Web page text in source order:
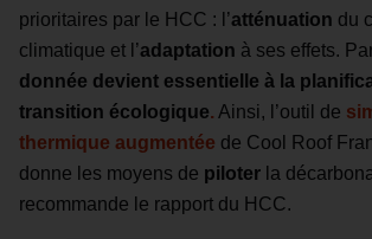
prioritaires par le HCC : l’atténuation du
climatique et l’adaptation à ses effets.
donnée devient essentielle à la
transition écologique. Ainsi, l’outil de
thermique augmentée de Cool Roof
donne les moyens de piloter la
recommande le rapport du HCC.